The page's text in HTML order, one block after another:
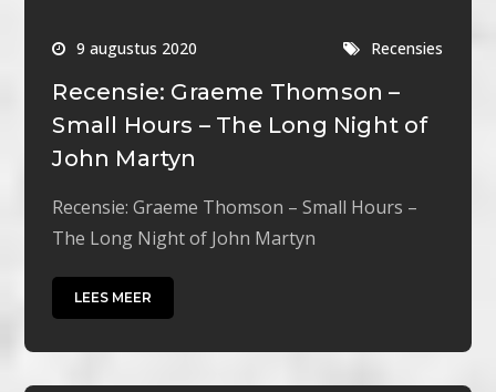
9 augustus 2020 Recensies
Recensie: Graeme Thomson –
Small Hours – The Long Night of
John Martyn
Recensie: Graeme Thomson – Small Hours –
The Long Night of John Martyn
LEES MEER